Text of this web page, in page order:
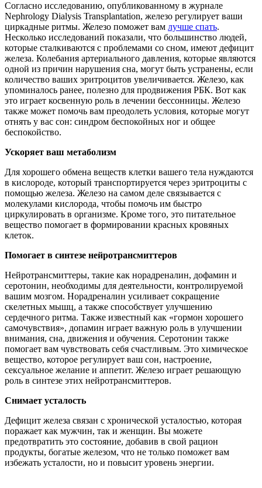
Согласно исследованию, опубликованному в журнале
Nephrology Dialysis Transplantation, железо регулирует ваши
циркадные ритмы. Железо поможет вам лучше спать.
Несколько исследований показали, что большинство людей,
которые сталкиваются с проблемами со сном, имеют дефицит
железа. Колебания артериального давления, которые являются
одной из причин нарушения сна, могут быть устранены, если
количество ваших эритроцитов увеличивается. Железо, как
упоминалось ранее, полезно для продвижения РБК. Вот как
это играет косвенную роль в лечении бессонницы. Железо
также может помочь вам преодолеть условия, которые могут
отнять у вас сон: синдром беспокойных ног и общее
беспокойство.
Ускоряет ваш метаболизм
Для хорошего обмена веществ клетки вашего тела нуждаются
в кислороде, который транспортируется через эритроциты с
помощью железа. Железо на самом деле связывается с
молекулами кислорода, чтобы помочь им быстро
циркулировать в организме. Кроме того, это питательное
вещество помогает в формировании красных кровяных
клеток.
Помогает в синтезе нейротрансмиттеров
Нейротрансмиттеры, такие как норадреналин, дофамин и
серотонин, необходимы для деятельности, контролируемой
вашим мозгом. Норадреналин усиливает сокращение
скелетных мышц, а также способствует улучшению
сердечного ритма. Также известный как «гормон хорошего
самочувствия», допамин играет важную роль в улучшении
внимания, сна, движения и обучения. Серотонин также
помогает вам чувствовать себя счастливым. Это химическое
вещество, которое регулирует ваш сон, настроение,
сексуальное желание и аппетит. Железо играет решающую
роль в синтезе этих нейротрансмиттеров.
Снимает усталость
Дефицит железа связан с хронической усталостью, которая
поражает как мужчин, так и женщин. Вы можете
предотвратить это состояние, добавив в свой рацион
продукты, богатые железом, что не только поможет вам
избежать усталости, но и повысит уровень энергии.